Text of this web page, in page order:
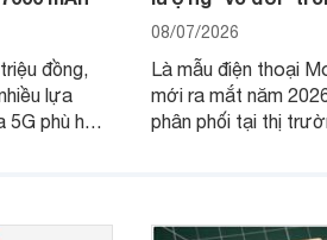
đồng,
lựa
phù hợp
08/07/2026
Là mẫu điện thoại
mới ra mắt năm
phân phối tại thị
trình giảm giá hấp